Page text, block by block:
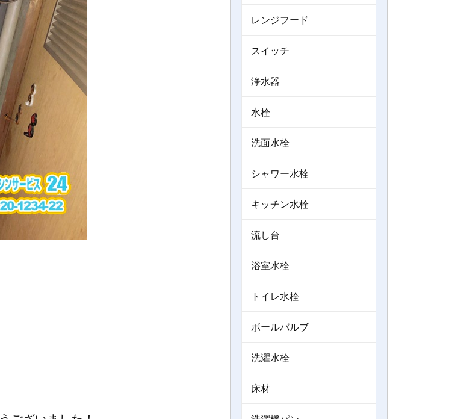
レンジフード
スイッチ
浄水器
水栓
洗面水栓
シャワー水栓
キッチン水栓
流し台
浴室水栓
トイレ水栓
ボールバルブ
洗濯水栓
床材